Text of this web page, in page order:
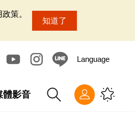
策。
知道了
Language
體影音